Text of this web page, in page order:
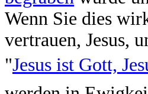
Wenn Sie dies
vertrauen, Jesus,
"Jesus ist Gott,